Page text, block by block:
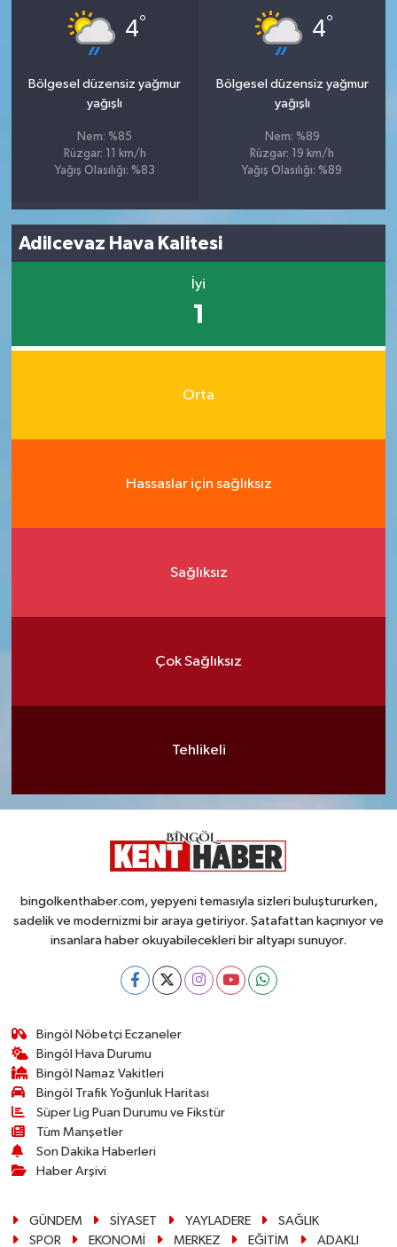
4°
Bölgesel düzensiz yağmur
yağışlı
Nem: %85
Rüzgar: 11 km/h
Yağış Olasılığı: %83
4°
Bölgesel düzensiz yağmur
yağışlı
Nem: %89
Rüzgar: 19 km/h
Yağış Olasılığı: %89
Adilcevaz Hava Kalitesi
İyi
1
Orta
Hassaslar için sağlıksız
Sağlıksız
Çok Sağlıksız
Tehlikeli
bingolkenthaber.com, yepyeni temasıyla sizleri buluştururken,
sadelik ve modernizmi bir araya getiriyor. Şatafattan kaçınıyor ve
insanlara haber okuyabilecekleri bir altyapı sunuyor.
Bingöl Nöbetçi Eczaneler
Bingöl Hava Durumu
Bingöl Namaz Vakitleri
Bingöl Trafik Yoğunluk Haritası
Süper Lig Puan Durumu ve Fikstür
Tüm Manşetler
Son Dakika Haberleri
Haber Arşivi
GÜNDEM SİYASET YAYLADERE
SAĞLIK
SPOR
EKONOMİ MERKEZ EĞİTİM ADAKLI